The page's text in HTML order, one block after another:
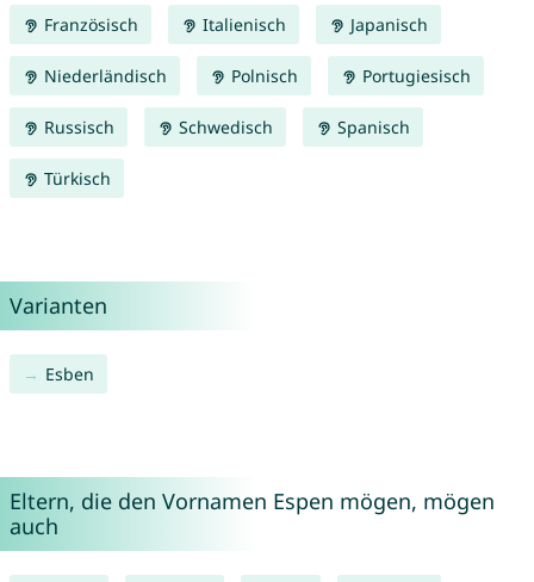
Französisch Italienisch Japanisch
Niederländisch Polnisch Portugiesisch
Russisch Schwedisch Spanisch
Türkisch
Varianten
Esben
Eltern, die den Vornamen Espen mögen, mögen
auch